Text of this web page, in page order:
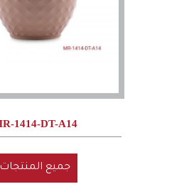
1414-DT-A14
جميع المنتجات